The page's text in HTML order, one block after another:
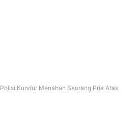
Polisi Kundur Menahan Seorang Pria Atas